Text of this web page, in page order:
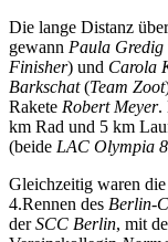
Die lange Distanz
gewann Paula Gredig
Finisher) und Carola
Barkschat(Team Zoot
Rakete Robert Meyer.
km Rad und 5 km
(beide LAC Olympia
Gleichzeitig waren
4.Rennen des Berlin-
derSCC Berlin, mit